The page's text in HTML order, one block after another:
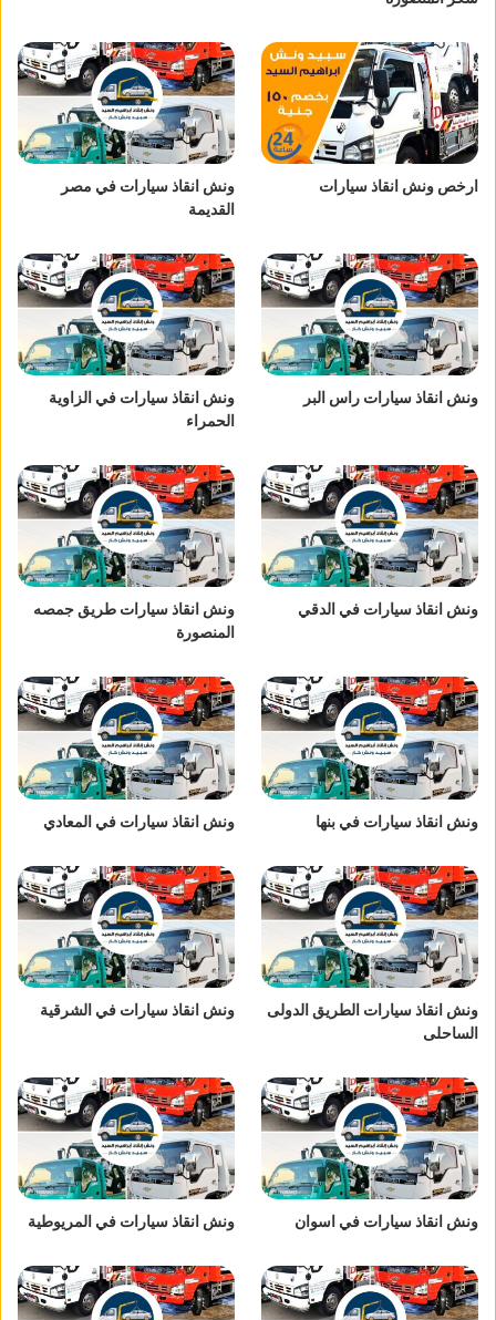
ارخص ونش انقاذ سيارات
ونش انقاذ سيارات في مصر
القديمة
ونش انقاذ سيارات راس البر
ونش انقاذ سيارات في الزاوية
الحمراء
ونش انقاذ سيارات في الدقي
ونش انقاذ سيارات طريق جمصه
المنصورة
ونش انقاذ سيارات في بنها ونش انقاذ سيارات في المعادي
ونش انقاذ سيارات الطريق الدولى
الساحلى
ونش انقاذ سيارات في الشرقية
ونش انقاذ سيارات في اسوان ونش انقاذ سيارات في المريوطية